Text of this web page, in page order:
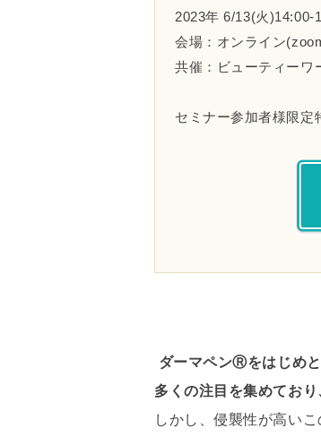
2023年 ​​​​​​6/13(火)14:00-
会場：オンライン
共催：ビューティーワ
セミナー参加者様限定
ダーマペンⓇをはじめ
多くの注目を集めており
しかし、侵襲性が高い